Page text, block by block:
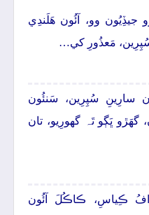
جيڏِيُون وو، آئُون ھَلَندِي
مَعذُورِ کي…
سارِينِ سُپِرِين، سَنئُون
گهَڙو ڀَڳو تَہ گهورِيو، تان
ڪِياسِ، ڪاڪُلَ آئُون